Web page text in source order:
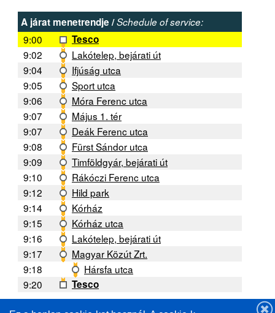
A járat menetrendje /Schedule of service:
9:00
Tesco
9:02
Lakótelep, bejárati út
9:04
Ifjúság utca
9:05
Sport utca
9:06
Móra Ferenc utca
9:07
Május 1. tér
9:07
Deák Ferenc utca
9:08
Fürst Sándor utca
9:09
Timföldgyár, bejárati út
9:10
Rákóczi Ferenc utca
9:12
Hild park
9:14
Kórház
9:15
Kórház utca
9:16
Lakótelep, bejárati út
9:17
Magyar Közút Zrt.
9:18
Hársfa utca
9:20
Tesco